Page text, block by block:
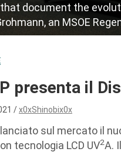
document the
an MSOE
presenta il
x0xShinobix0x
sul mercato il
tecnologia LCD UV2A.